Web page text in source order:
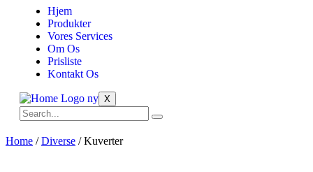
Hjem
Produkter
Vores Services
Om Os
Prisliste
Kontakt Os
X
Home /Diverse / Kuverter